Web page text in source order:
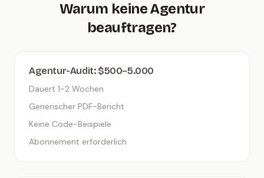
Warum keine Agentur
beauftragen?
Agentur-Audit: $500–5.000
Dauert 1-2 Wochen
Generischer PDF-Bericht
Keine Code-Beispiele
Abonnement erforderlich